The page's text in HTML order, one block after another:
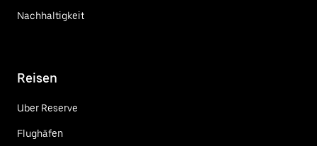
Nachhaltigkeit
Reisen
Uber Reserve
Flughäfen